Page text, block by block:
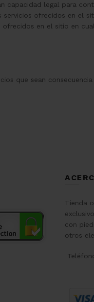
capacidad legal para
ofrecidos en el
ofrecidos en el sitio en
que sean
Tienda
con
otros